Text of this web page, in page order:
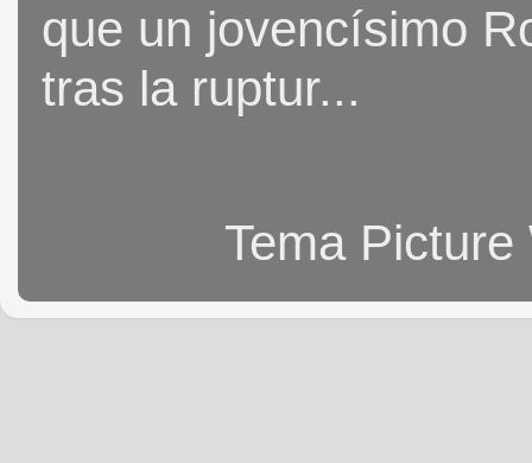
que un jovencísimo
tras la ruptur...
Tema